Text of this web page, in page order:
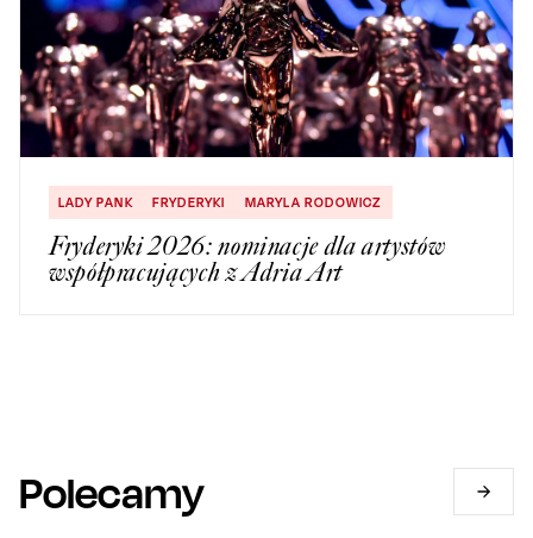
LADY PANK FRYDERYKI MARYLA RODOWICZ
Fryderyki 2026: nominacje dla artystów
współpracujących z Adria Art
Polecamy